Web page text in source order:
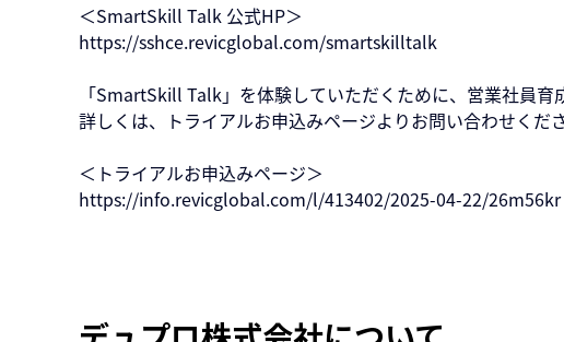
＜SmartSkill Talk 公式HP＞
https://sshce.revicglobal.com/smartskilltalk
「SmartSkill Talk」を体験していただくために、営業社員育
詳しくは、トライアルお申込みページよりお問い合わせくださ
＜トライアルお申込みページ＞
https://info.revicglobal.com/l/413402/2025-04-22/26m56kr